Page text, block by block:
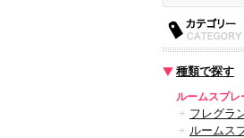
種類で探す
ルームスプレ
フレグラ
ルームス